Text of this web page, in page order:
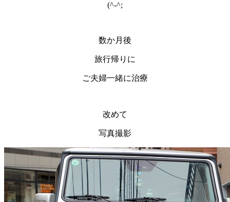
(^-^;
数か月後
旅行帰りに
ご夫婦一緒に治療
改めて
写真撮影